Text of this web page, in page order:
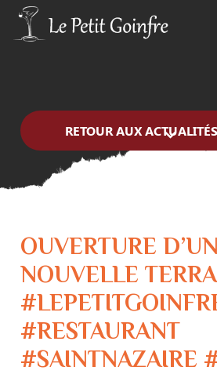
RETOUR AUX ACTUALITÉS
OUVERTURE
NOUVELLE
#RESTAURANT
#SAINTNAZAIRE